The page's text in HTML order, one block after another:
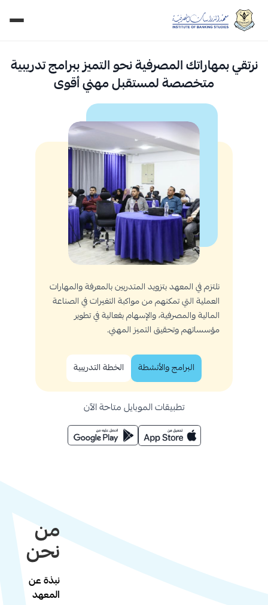
نرتقي بمهاراتك المصرفية نحو التميز ببرامج تدريبية
متخصصة لمستقبل مهني أقوى
نلتزم في المعهد بتزويد المتدربين بالمعرفة والمهارات
العملية التي تمكنهم من مواكبة التغيرات في الصناعة
المالية والمصرفية، والإسهام بفعالية في تطوير
مؤسساتهم وتحقيق التميز المهني.
البرامج والأنشطة الخطة التدريبية
تطبيقات الموبايل متاحة الآن
من
نحن
نبذة عن
المعهد